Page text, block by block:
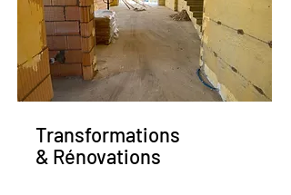
Transformations
& Rénovations